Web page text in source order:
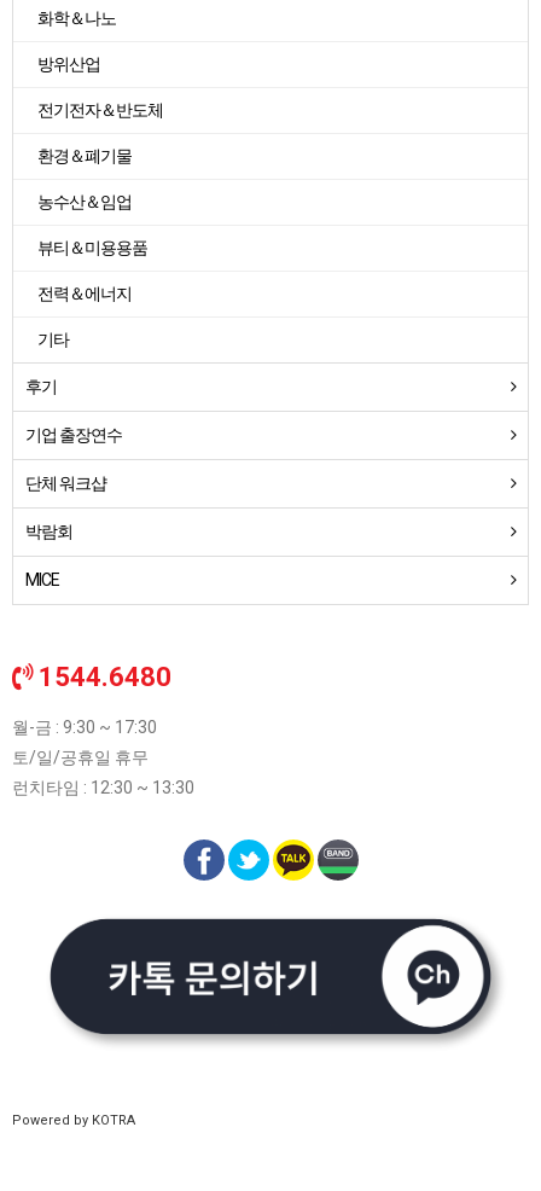
화학＆나노
방위산업
전기전자＆반도체
환경＆폐기물
농수산＆임업
뷰티＆미용용품
전력＆에너지
기타
후기
기업 출장연수
단체 워크샵
박람회
MICE
1544.6480
월-금 : 9:30 ~ 17:30
토/일/공휴일 휴무
런치타임 : 12:30 ~ 13:30
Powered by KOTRA